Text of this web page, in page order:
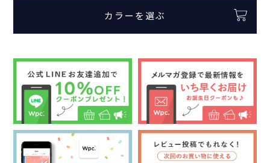
カラーを選ぶ